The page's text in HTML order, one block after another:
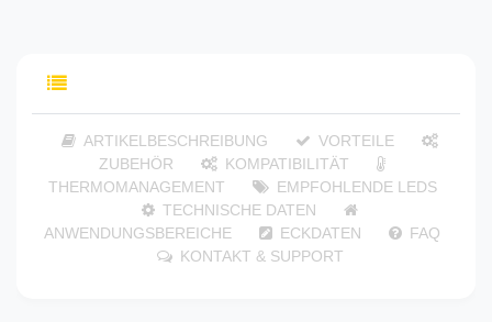
ARTIKELBESCHREIBUNG
VORTEILE
ZUBEHÖR
KOMPATIBILITÄT
THERMOMANAGEMENT
EMPFOHLENDE LEDS
TECHNISCHE DATEN
ANWENDUNGSBEREICHE
ECKDATEN
FAQ
KONTAKT & SUPPORT